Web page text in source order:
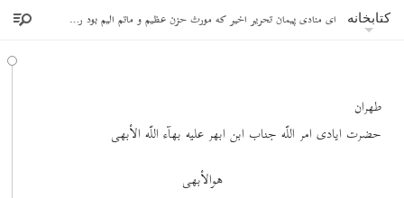
کتابخانه ای منادی پیمان تحریر اخیر که مورث حزن عظیم و ماتم الیم بود رسید
طهران
حضرت ایادی امر اللّه جناب ابن ابهر علیه بهآء اللّه الأبهی
هوالأبهی